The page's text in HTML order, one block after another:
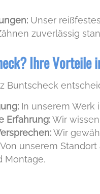
Unser reißfestes
zuverlässig
Ihre Vorteile
Buntscheck
In unserem Werk
Erfahrung:Wir
Wir
Von unserem
Montage.